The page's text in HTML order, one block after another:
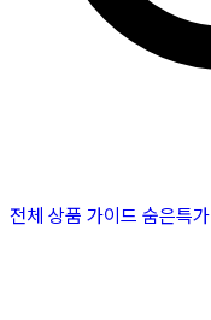
전체 상품 가이드 숨은특가